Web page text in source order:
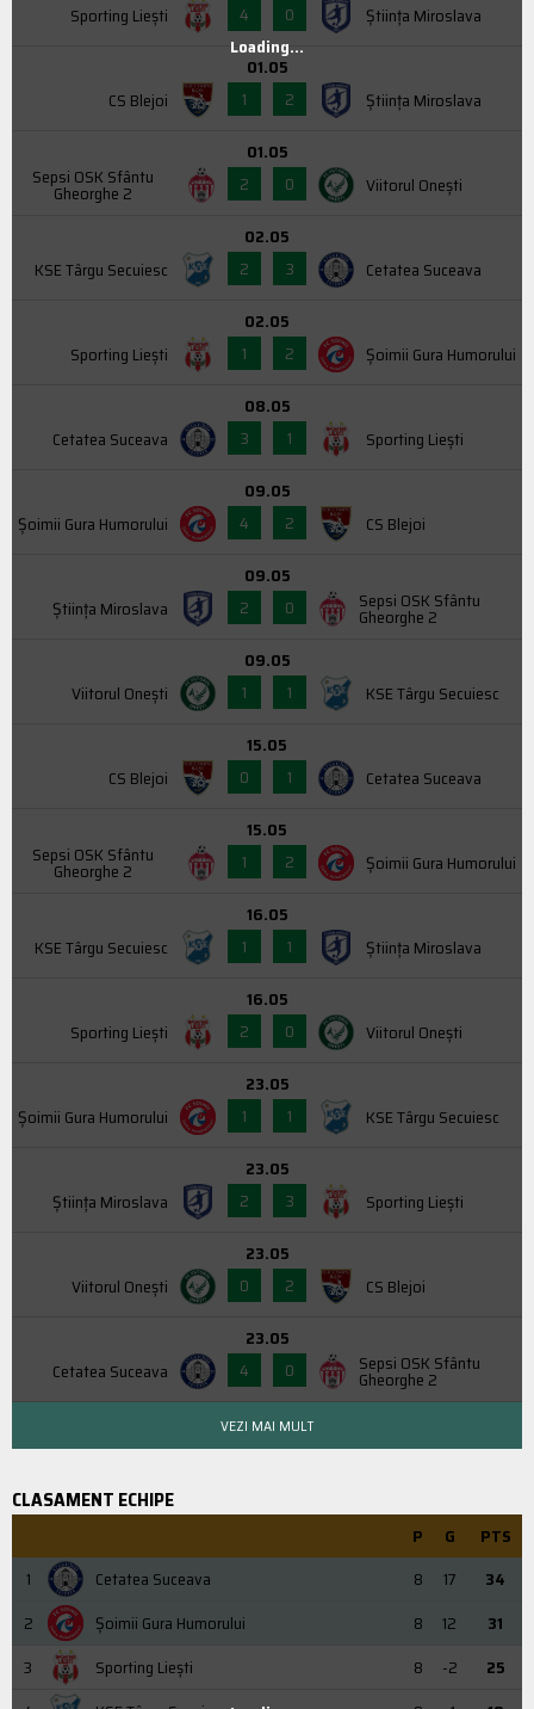
Sporting Liești
4
0 Știința Miroslava
CS Blejoi
01.05
1
2 Știința Miroslava
Sepsi OSK Sfântu
Gheorghe 2
01.05
2
0 Viitorul Onești
KSE Târgu Secuiesc
02.05
2
3 Cetatea Suceava
Sporting Liești
02.05
1
2 Şoimii Gura Humorului
Cetatea Suceava
08.05
3
1 Sporting Liești
Şoimii Gura Humorului
09.05
4
2 CS Blejoi
Știința Miroslava
09.05
2
0 Sepsi OSK Sfântu
Gheorghe 2
Viitorul Onești
09.05
1
1 KSE Târgu Secuiesc
CS Blejoi
15.05
0
1 Cetatea Suceava
Sepsi OSK Sfântu
Gheorghe 2
15.05
1
2 Şoimii Gura Humorului
KSE Târgu Secuiesc
16.05
1
1 Știința Miroslava
Sporting Liești
16.05
2
0 Viitorul Onești
Şoimii Gura Humorului
23.05
1
1 KSE Târgu Secuiesc
Știința Miroslava
23.05
2
3 Sporting Liești
Viitorul Onești
23.05
0
2 CS Blejoi
Cetatea Suceava
23.05
4
0 Sepsi OSK Sfântu
Gheorghe 2
Loading...
VEZI MAI MULT
CLASAMENT ECHIPE
P G
PTS
1
Cetatea Suceava 8 17
34
2
Şoimii Gura Humorului 8 12
31
3
Sporting Liești 8 -2
25